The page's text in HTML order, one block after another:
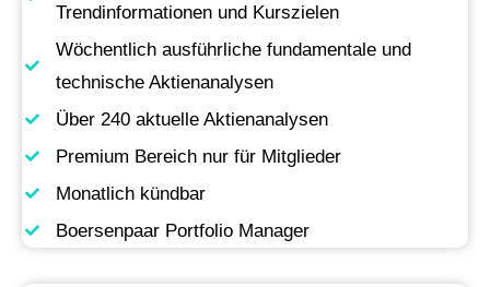
Trendinformationen und Kurszielen
Wöchentlich ausführliche fundamentale und
technische Aktienanalysen
Über 240 aktuelle Aktienanalysen
Premium Bereich nur für Mitglieder
Monatlich kündbar
Boersenpaar Portfolio Manager